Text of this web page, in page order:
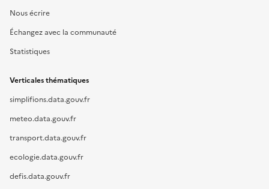
Nous écrire
Échangez avec la communauté
Statistiques
Verticales thématiques
simplifions.data.gouv.fr
meteo.data.gouv.fr
transport.data.gouv.fr
ecologie.data.gouv.fr
defis.data.gouv.fr